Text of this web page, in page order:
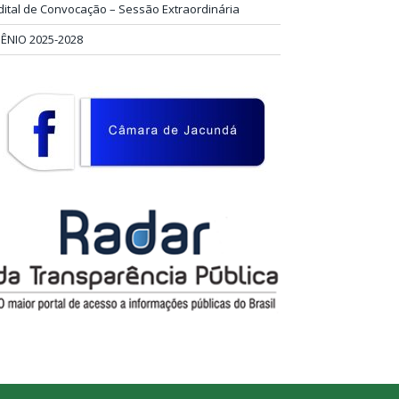
de Convocação – Sessão Extraordinária
2025-2028